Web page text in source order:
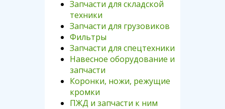
Запчасти для складской
техники
Запчасти для грузовиков
Фильтры
Запчасти для спецтехники
Навесное оборудование и
запчасти
Коронки, ножи, режущие
кромки
ПЖД и запчасти к ним